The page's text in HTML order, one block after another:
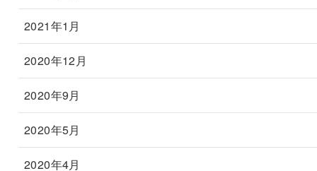
2021年1月
2020年12月
2020年9月
2020年5月
2020年4月